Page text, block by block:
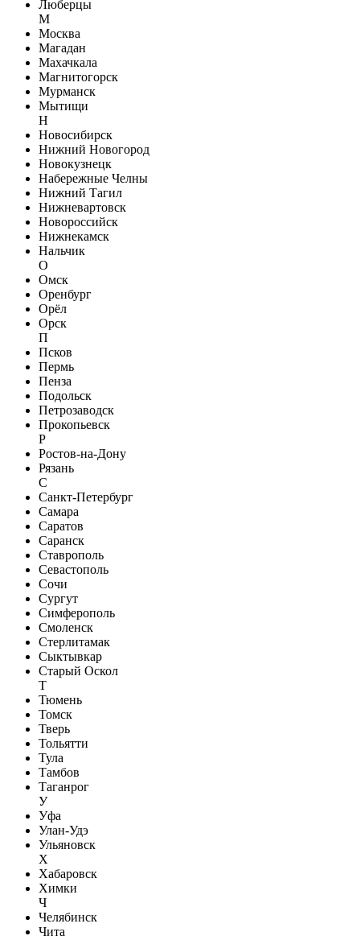
Люберцы
М
Москва
Магадан
Махачкала
Магнитогорск
Мурманск
Мытищи
Н
Новосибирск
Нижний Новогород
Новокузнецк
Набережные Челны
Нижний Тагил
Нижневартовск
Новороссийск
Нижнекамск
Нальчик
О
Омск
Оренбург
Орёл
Орск
П
Псков
Пермь
Пенза
Подольск
Петрозаводск
Прокопьевск
Р
Ростов-на-Дону
Рязань
С
Санкт-Петербург
Самара
Саратов
Саранск
Ставрополь
Севастополь
Сочи
Сургут
Симферополь
Смоленск
Стерлитамак
Сыктывкар
Старый Оскол
Т
Тюмень
Томск
Тверь
Тольятти
Тула
Тамбов
Таганрог
У
Уфа
Улан-Удэ
Ульяновск
Х
Хабаровск
Химки
Ч
Челябинск
Чита